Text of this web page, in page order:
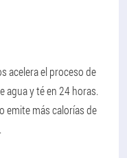
acelera el proceso de
agua y té en 24 horas.
emite más calorías de